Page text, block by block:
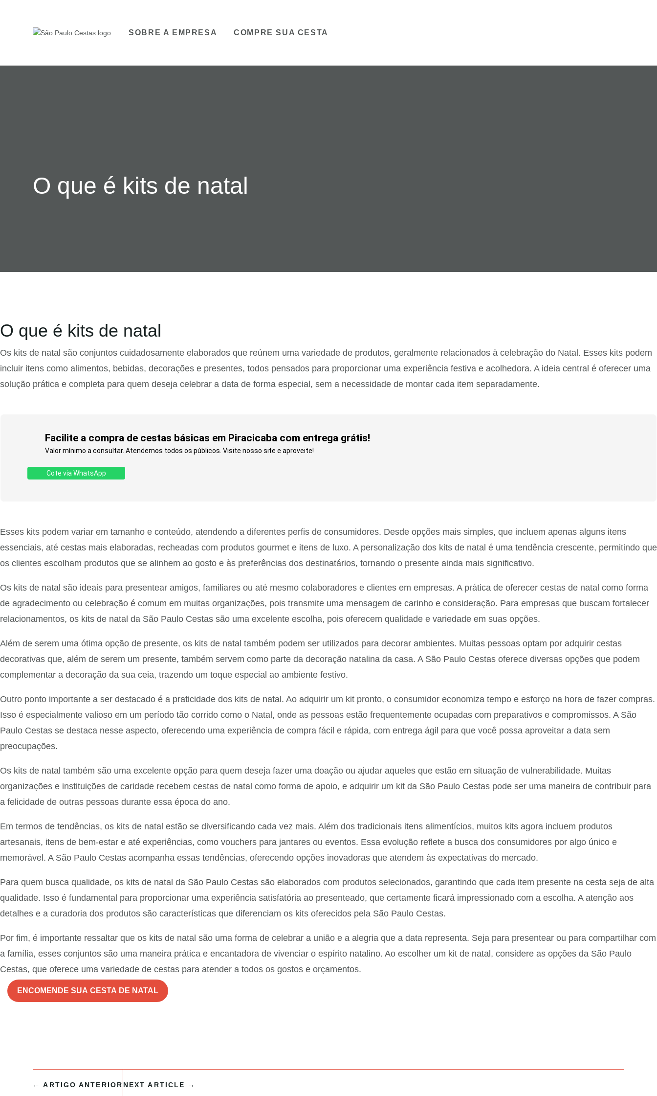
SOBRE A EMPRESA COMPRE SUA CESTA
O que é kits de natal
O que é kits de natal
Os kits de natal são conjuntos cuidadosamente elaborados que reúnem uma variedade de produtos, geralmente relacionados à celebração do Natal. Esses kits podem
incluir itens como alimentos, bebidas, decorações e presentes, todos pensados para proporcionar uma experiência festiva e acolhedora. A ideia central é oferecer uma
solução prática e completa para quem deseja celebrar a data de forma especial, sem a necessidade de montar cada item separadamente.
Facilite a compra de cestas básicas em Piracicaba com entrega grátis!
Valor mínimo a consultar. Atendemos todos os públicos. Visite nosso site e aproveite!
Cote via WhatsApp
Esses kits podem variar em tamanho e conteúdo, atendendo a diferentes perfis de consumidores. Desde opções mais simples, que incluem apenas alguns itens
essenciais, até cestas mais elaboradas, recheadas com produtos gourmet e itens de luxo. A personalização dos kits de natal é uma tendência crescente, permitindo que
os clientes escolham produtos que se alinhem ao gosto e às preferências dos destinatários, tornando o presente ainda mais significativo.
Os kits de natal são ideais para presentear amigos, familiares ou até mesmo colaboradores e clientes em empresas. A prática de oferecer cestas de natal como forma
de agradecimento ou celebração é comum em muitas organizações, pois transmite uma mensagem de carinho e consideração. Para empresas que buscam fortalecer
relacionamentos, os kits de natal da São Paulo Cestas são uma excelente escolha, pois oferecem qualidade e variedade em suas opções.
Além de serem uma ótima opção de presente, os kits de natal também podem ser utilizados para decorar ambientes. Muitas pessoas optam por adquirir cestas
decorativas que, além de serem um presente, também servem como parte da decoração natalina da casa. A São Paulo Cestas oferece diversas opções que podem
complementar a decoração da sua ceia, trazendo um toque especial ao ambiente festivo.
Outro ponto importante a ser destacado é a praticidade dos kits de natal. Ao adquirir um kit pronto, o consumidor economiza tempo e esforço na hora de fazer compras.
Isso é especialmente valioso em um período tão corrido como o Natal, onde as pessoas estão frequentemente ocupadas com preparativos e compromissos. A São
Paulo Cestas se destaca nesse aspecto, oferecendo uma experiência de compra fácil e rápida, com entrega ágil para que você possa aproveitar a data sem
preocupações.
Os kits de natal também são uma excelente opção para quem deseja fazer uma doação ou ajudar aqueles que estão em situação de vulnerabilidade. Muitas
organizações e instituições de caridade recebem cestas de natal como forma de apoio, e adquirir um kit da São Paulo Cestas pode ser uma maneira de contribuir para
a felicidade de outras pessoas durante essa época do ano.
Em termos de tendências, os kits de natal estão se diversificando cada vez mais. Além dos tradicionais itens alimentícios, muitos kits agora incluem produtos
artesanais, itens de bem-estar e até experiências, como vouchers para jantares ou eventos. Essa evolução reflete a busca dos consumidores por algo único e
memorável. A São Paulo Cestas acompanha essas tendências, oferecendo opções inovadoras que atendem às expectativas do mercado.
Para quem busca qualidade, os kits de natal da São Paulo Cestas são elaborados com produtos selecionados, garantindo que cada item presente na cesta seja de alta
qualidade. Isso é fundamental para proporcionar uma experiência satisfatória ao presenteado, que certamente ficará impressionado com a escolha. A atenção aos
detalhes e a curadoria dos produtos são características que diferenciam os kits oferecidos pela São Paulo Cestas.
Por fim, é importante ressaltar que os kits de natal são uma forma de celebrar a união e a alegria que a data representa. Seja para presentear ou para compartilhar com
a família, esses conjuntos são uma maneira prática e encantadora de vivenciar o espírito natalino. Ao escolher um kit de natal, considere as opções da São Paulo
Cestas, que oferece uma variedade de cestas para atender a todos os gostos e orçamentos.
ENCOMENDE SUA CESTA DE NATAL
←ARTIGO ANTERIOR NEXT ARTICLE →